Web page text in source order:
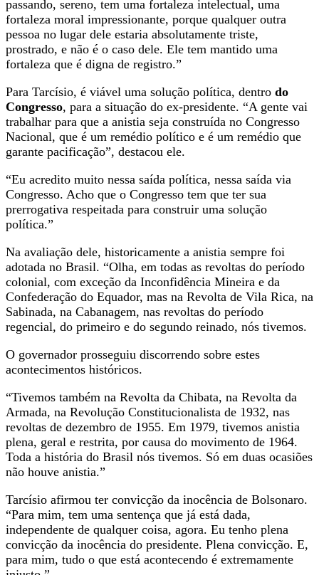
passando, sereno, tem uma fortaleza intelectual, uma
fortaleza moral impressionante, porque qualquer outra
pessoa no lugar dele estaria absolutamente triste,
prostrado, e não é o caso dele. Ele tem mantido uma
fortaleza que é digna de registro.”
Para Tarcísio, é viável uma solução política, dentro do
Congresso, para a situação do ex-presidente. “A gente vai
trabalhar para que a anistia seja construída no Congresso
Nacional, que é um remédio político e é um remédio que
garante pacificação”, destacou ele.
“Eu acredito muito nessa saída política, nessa saída via
Congresso. Acho que o Congresso tem que ter sua
prerrogativa respeitada para construir uma solução
política.”
Na avaliação dele, historicamente a anistia sempre foi
adotada no Brasil. “Olha, em todas as revoltas do período
colonial, com exceção da Inconfidência Mineira e da
Confederação do Equador, mas na Revolta de Vila Rica, na
Sabinada, na Cabanagem, nas revoltas do período
regencial, do primeiro e do segundo reinado, nós tivemos.
O governador prosseguiu discorrendo sobre estes
acontecimentos históricos.
“Tivemos também na Revolta da Chibata, na Revolta da
Armada, na Revolução Constitucionalista de 1932, nas
revoltas de dezembro de 1955. Em 1979, tivemos anistia
plena, geral e restrita, por causa do movimento de 1964.
Toda a história do Brasil nós tivemos. Só em duas ocasiões
não houve anistia.”
Tarcísio afirmou ter convicção da inocência de Bolsonaro.
“Para mim, tem uma sentença que já está dada,
independente de qualquer coisa, agora. Eu tenho plena
convicção da inocência do presidente. Plena convicção. E,
para mim, tudo o que está acontecendo é extremamente